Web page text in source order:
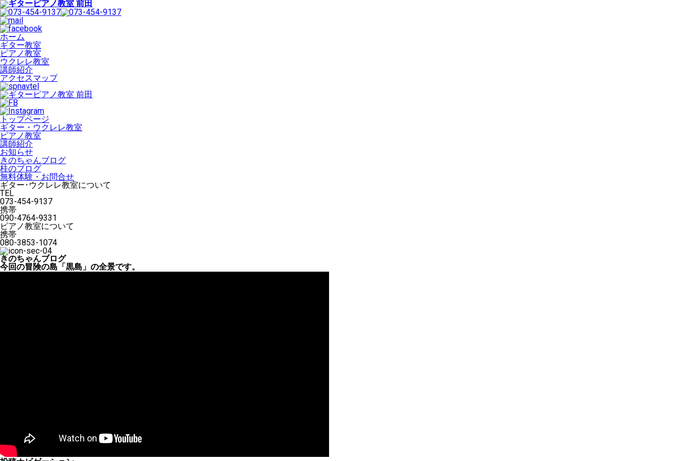
ホーム
ギター教室
ピアノ教室
ウクレレ教室
講師紹介
アクセスマップ
トップページ
ギター・ウクレレ教室
ピアノ教室
講師紹介
お知らせ
きのちゃんブログ
桂のブログ
無料体験・お問合せ
ギター･ウクレレ教室について
TEL
073-454-9137
携帯
090-4764-9331
ピアノ教室について
携帯
080-3853-1074
きのちゃんブログ
今回の冒険の島「黒島」の全景です。